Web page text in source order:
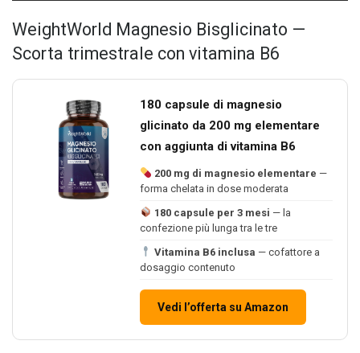
WeightWorld Magnesio Bisglicinato —
Scorta trimestrale con vitamina B6
180 capsule di magnesio
glicinato da 200 mg elementare
con aggiunta di vitamina B6
200 mg di magnesio elementare —
forma chelata in dose moderata
180 capsule per 3 mesi — la
confezione più lunga tra le tre
Vitamina B6 inclusa — cofattore a
dosaggio contenuto
Vedi l’offerta su Amazon